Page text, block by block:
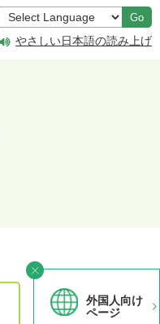
Go
やさしい日本語の読み上げ
外国人向け
ページ